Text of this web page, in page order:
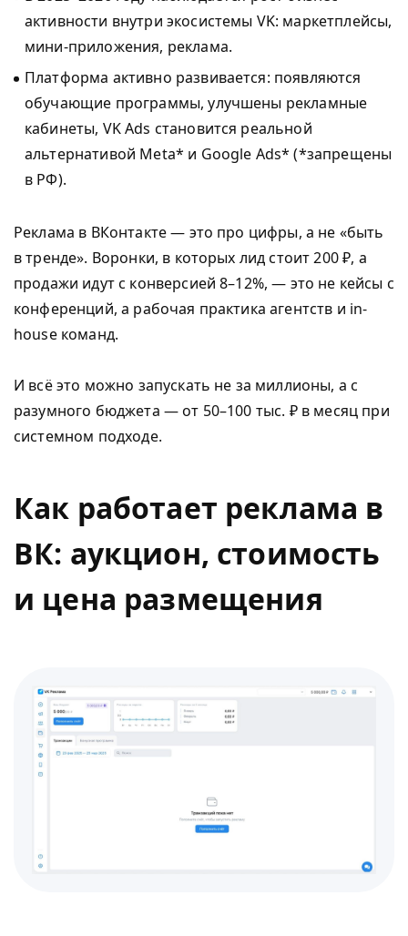
активности внутри экосистемы VK: маркетплейсы,
мини-приложения, реклама.
Платформа активно развивается: появляются
обучающие программы, улучшены рекламные
кабинеты, VK Ads становится реальной
альтернативой Meta* и Google Ads* (*запрещены
в РФ).
Реклама в ВКонтакте — это про цифры, а не «быть
в тренде». Воронки, в которых лид стоит 200 ₽, а
продажи идут с конверсией 8–12%, — это не кейсы с
конференций, а рабочая практика агентств и in-
house команд.
И всё это можно запускать не за миллионы, а с
разумного бюджета — от 50–100 тыс. ₽ в месяц при
системном подходе.
Как работает реклама в
ВК: аукцион, стоимость
и цена размещения